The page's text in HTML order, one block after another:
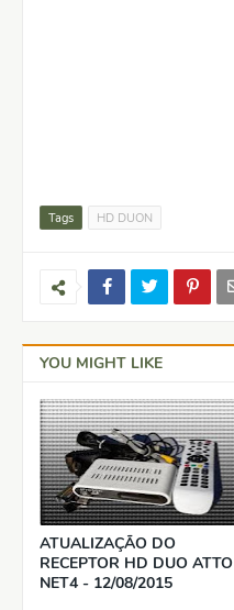
Tags HD DUON
YOU MIGHT LIKE
ATUALIZAÇÃO DO
RECEPTOR HD DUO ATTO
NET4 - 12/08/2015